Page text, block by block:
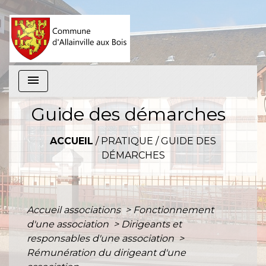
menu
Guide des démarches
ACCUEIL / PRATIQUE /GUIDE DES
DÉMARCHES
Accueil associations > Fonctionnement
d'une association > Dirigeants et
responsables d'une association >
Rémunération du dirigeant d'une